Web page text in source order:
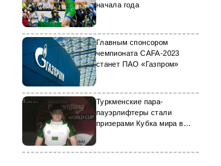
начала года
Главным спонсором
чемпионата CAFA-2023
станет ПАО «Газпром»
Туркменские пара-
пауэрлифтеры стали
призерами Кубка мира в